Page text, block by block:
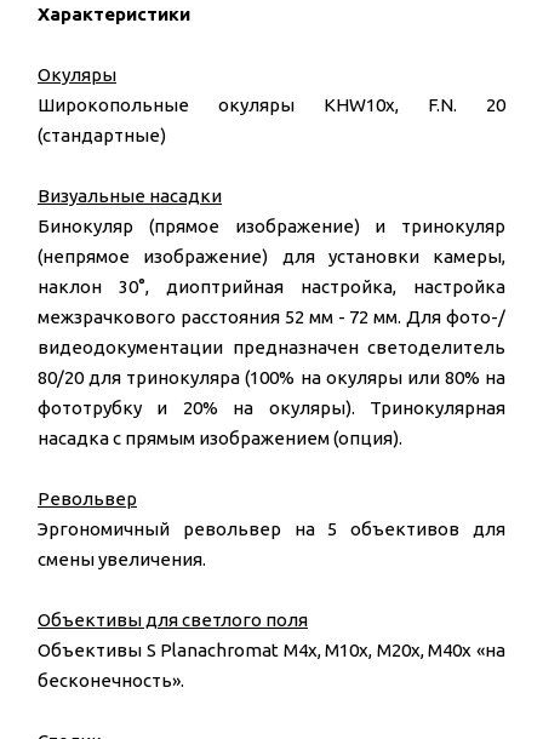
Характеристики
Окуляры
Широкопольные окуляры KHW10x, F.N. 20
(стандартные)
Визуальные насадки
Бинокуляр (прямое изображение) и тринокуляр
(непрямое изображение) для установки камеры,
наклон 30°, диоптрийная настройка, настройка
межзрачкового расстояния 52 мм - 72 мм. Для фото-/
видеодокументации предназначен светоделитель
80/20 для тринокуляра (100% на окуляры или 80% на
фототрубку и 20% на окуляры). Тринокулярная
насадка с прямым изображением (опция).
Револьвер
Эргономичный револьвер на 5 объективов для
смены увеличения.
Объективы для светлого поля
Объективы S Planachromat M4x, M10x, M20x, M40x «на
бесконечность».